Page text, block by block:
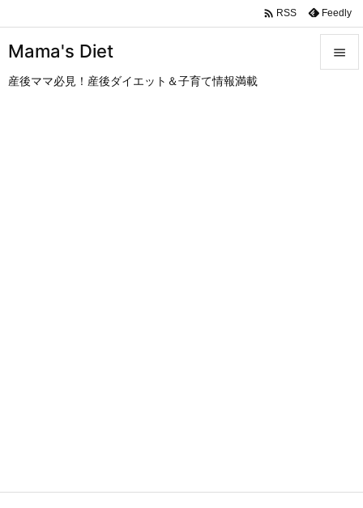
Mama's Diet
産後ママ必見！産後ダイエット＆子育て情報満載

 RSS Feedly